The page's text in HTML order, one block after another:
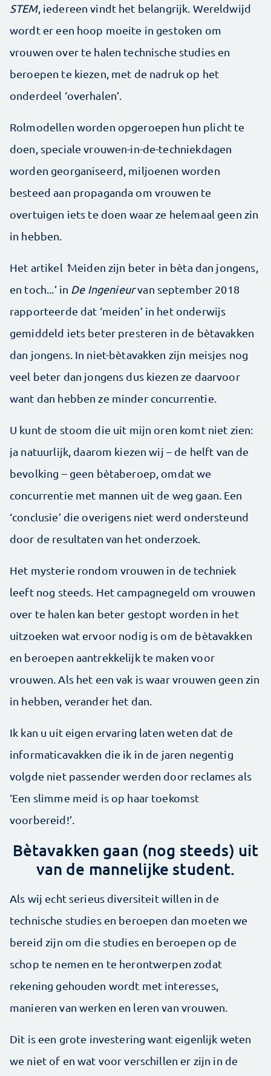
STEM, iedereen vindt het belangrijk. Wereldwijd
wordt er een hoop moeite in gestoken om
vrouwen over te halen technische studies en
beroepen te kiezen, met de nadruk op het
onderdeel ‘overhalen’.
Rolmodellen worden opgeroepen hun plicht te
doen, speciale vrouwen-in-de-techniekdagen
worden georganiseerd, miljoenen worden
besteed aan propaganda om vrouwen te
overtuigen iets te doen waar ze helemaal geen zin
in hebben.
Het artikel ‘Meiden zijn beter in bèta dan jongens,
en toch...’ in De Ingenieurvan september 2018
rapporteerde dat ‘meiden’ in het onderwijs
gemiddeld iets beter presteren in de bètavakken
dan jongens. In niet-bètavakken zijn meisjes nog
veel beter dan jongens dus kiezen ze daarvoor
want dan hebben ze minder concurrentie.
U kunt de stoom die uit mijn oren komt niet zien:
ja natuurlijk, daarom kiezen wij – de helft van de
bevolking – geen bètaberoep, omdat we
concurrentie met mannen uit de weg gaan. Een
‘conclusie’ die overigens niet werd ondersteund
door de resultaten van het onderzoek.
Het mysterie rondom vrouwen in de techniek
leeft nog steeds. Het campagnegeld om vrouwen
over te halen kan beter gestopt worden in het
uitzoeken wat ervoor nodig is om de bètavakken
en beroepen aantrekkelijk te maken voor
vrouwen. Als het een vak is waar vrouwen geen zin
in hebben, verander het dan.
Ik kan u uit eigen ervaring laten weten dat de
informaticavakken die ik in de jaren negentig
volgde niet passender werden door reclames als
‘Een slimme meid is op haar toekomst
voorbereid!’.
Bètavakken gaan (nog steeds) uit
van de mannelijke student.
Als wij echt serieus diversiteit willen in de
technische studies en beroepen dan moeten we
bereid zijn om die studies en beroepen op de
schop te nemen en te herontwerpen zodat
rekening gehouden wordt met interesses,
manieren van werken en leren van vrouwen.
Dit is een grote investering want eigenlijk weten
we niet of en wat voor verschillen er zijn in de